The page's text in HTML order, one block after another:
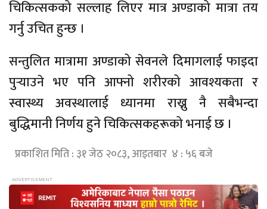
चिकित्सकको सल्लाह लिएर मात्र अण्डाको मात्रा तय
गर्नु उचित हुन्छ ।
सन्तुलित मात्रामा अण्डाको सेवनले दिमागलाई फाइदा
पुर्‍याउने भए पनि आफ्नो शरीरको आवश्यकता र
स्वास्थ्य अवस्थालाई ध्यानमा राख्नु नै सबैभन्दा
बुद्धिमानी निर्णय हुने चिकित्सकहरूको भनाई छ ।
प्रकाशित मिति : ३१ जेठ २०८३, आइतबार ४ : ५६ बजे